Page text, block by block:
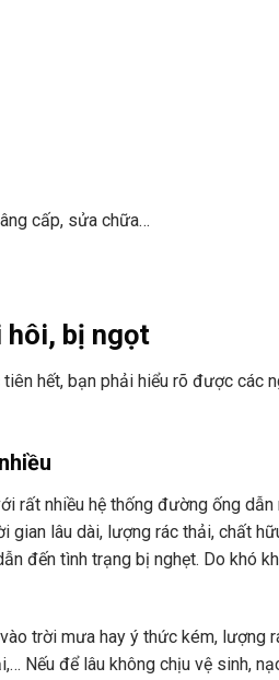
cấp, sửa chữa…
hôi, bị ngọt
hết, bạn phải hiểu rõ được các
rất nhiều hệ thống đường ống
lâu dài, lượng rác thải, chất
đến tình trạng bị nghẹt. Do khó
trời mưa hay ý thức kém, lượng
Nếu để lâu không chịu vệ sinh,